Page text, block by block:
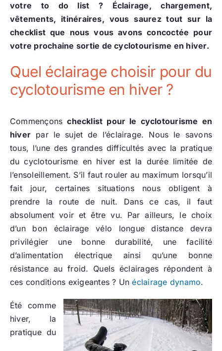
votre to do list ? Éclairage, chargement,
vêtements, itinéraires, vous saurez tout sur la
checklist que nous vous avons concoctée pour
votre prochaine sortie de cyclotourisme en hiver.
Quel éclairage choisir pour du
cyclotourisme en hiver ?
Commençonschecklist pour le cyclotourisme en
hiver par le sujet de l’éclairage. Nous le savons
tous, l’une des grandes difficultés avec la pratique
du cyclotourisme en hiver est la durée limitée de
l’ensoleillement. S’il faut rouler au maximum lorsqu’il
fait jour, certaines situations nous obligent à
prendre la route de nuit. Dans ce cas, il faut
absolument voir et être vu. Par ailleurs, le choix
d’un bon éclairage vélo longue distance devra
privilégier une bonne durabilité, une facilité
d’alimentation électrique ainsi qu’une bonne
résistance au froid. Quels éclairages répondent à
ces conditions exigeantes ? Unéclairage dynamo.
Été comme
hiver, la
pratique du